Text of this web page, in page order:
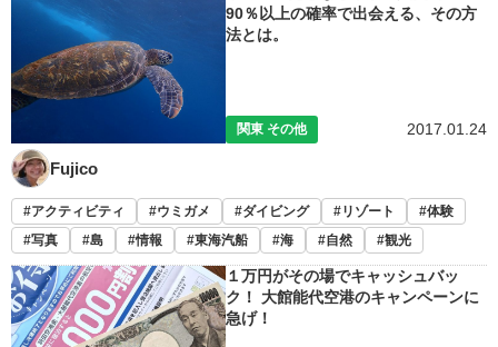
90％以上の確率で出会える、その方
法とは。
関東 その他 2017.01.24
Fujico
アクティビティ ウミガメ ダイビング リゾート
体験
写真
島 情報 東海汽船 海 自然 観光
１万円がその場でキャッシュバッ
ク！ 大館能代空港のキャンペーンに
急げ！